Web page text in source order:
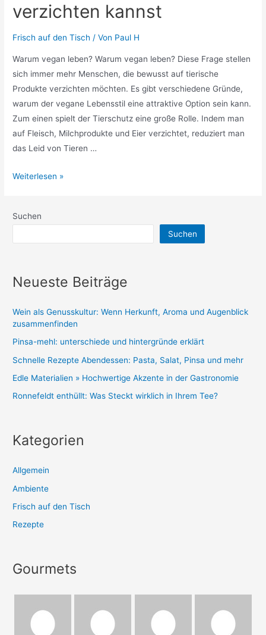
verzichten kannst
Frisch auf den Tisch / Von Paul H
Warum vegan leben? Warum vegan leben? Diese Frage stellen
sich immer mehr Menschen, die bewusst auf tierische
Produkte verzichten möchten. Es gibt verschiedene Gründe,
warum der vegane Lebensstil eine attraktive Option sein kann.
Zum einen spielt der Tierschutz eine große Rolle. Indem man
auf Fleisch, Milchprodukte und Eier verzichtet, reduziert man
das Leid von Tieren …
Vegan
Wie
lecker
tierische
Produkte
verzichten
Weiterlesen »
Suchen
Suchen
Neueste Beiträge
Wein als Genusskultur: Wenn Herkunft, Aroma und Augenblick
zusammenfinden
Pinsa-mehl: unterschiede und hintergründe erklärt
Schnelle Rezepte Abendessen: Pasta, Salat, Pinsa und mehr
Edle Materialien » Hochwertige Akzente in der Gastronomie
Ronnefeldt enthüllt: Was Steckt wirklich in Ihrem Tee?
Kategorien
Allgemein
Ambiente
Frisch auf den Tisch
Rezepte
Gourmets